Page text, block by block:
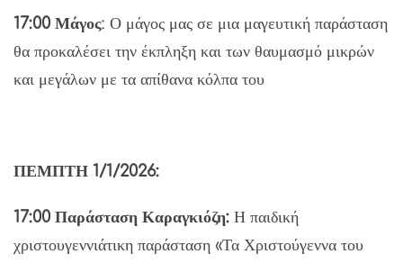
17:00 Μάγος: Ο μάγος μας σε μια μαγευτική παράσταση
θα προκαλέσει την έκπληξη και των θαυμασμό μικρών
και μεγάλων με τα απίθανα κόλπα του
ΠΕΜΠΤΗ 1/1/2026:
17:00 Παράσταση Καραγκιόζη: Η παιδική
χριστουγεννιάτικη παράσταση «Τα Χριστούγεννα του